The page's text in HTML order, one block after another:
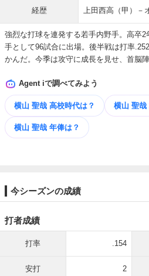
経歴 上田西高（甲）－
強烈な打球を連発する若手内野手。高卒
手として96試合に出場。後半戦は打率
かんだ。今季は攻守に成長を見せ、首脳
Agent iで調べてみよう
横山 聖哉 高校時代は？ 横山 聖哉
横山 聖哉 年俸は？
今シーズンの成績
打者成績
打率 .154
安打 2